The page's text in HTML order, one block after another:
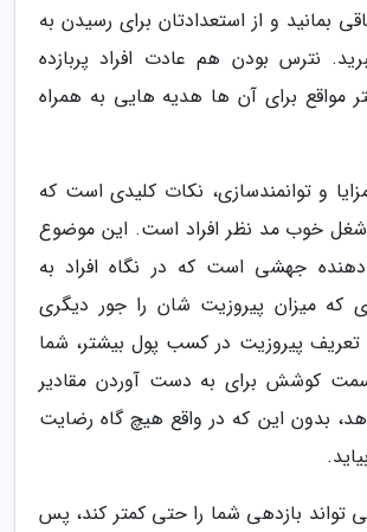
بمانید و از استعدادتان برای رسیدن به
نترس بودن هم عادت افراد پربازده
مواقع برای آن ها هدیه هایی به همراه
و توانمندسازی، نکات کلیدی است که
شغل خوب مد نظر افراد است. این موضوع
جهشی است که در نگاه افراد به
که میزان پیروزیت شان را جور دیگری
تعریف پیروزیت در کسب پول بیشتر، شما
کوشش برای به دست آوردن مقادیر
بدون این که در واقع هیچ گاه رضایت
تواند بازدهی شما را حتی کمتر کند، پس